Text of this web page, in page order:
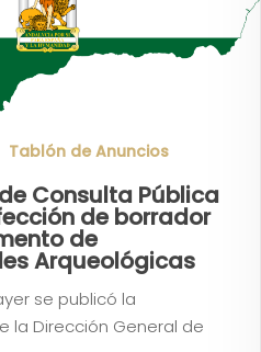
Tablón de Anuncios
Consulta Pública
de borrador
de
Arqueológicas
se publicó la
la Dirección General de